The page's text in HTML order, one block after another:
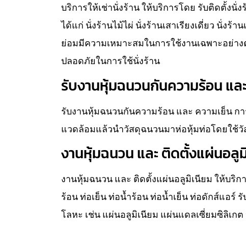
บริการให้เช่านั่งร้าน ให้บริการโดย รับติดตั้งนั่
ได้แก่ นั่งร้านไม้ไผ่ นั่งร้านเสาเรียงเดี่ยว นั่งร้
ย่อมมีความเหมาะสมในการใช้งานเฉพาะอย่า
ปลอดภัยในการใช้นั่งร้าน
รับงานหุ้มฉนวนกันความร้อน แ
รับงานหุ้มฉนวนกันความร้อน และ ความเย็น
แวดล้อมแล้วนำวัสดุฉนวนมาห่อหุ้มท่อโดยใช้วั
งานหุ้มฉนวน และ ติดตั้งแผ่นอลู
งานหุ้มฉนวน และ ติดตั้งแผ่นอลูมิเนียม ให้บริ
ร้อน ท่อเย็น ท่อน้ำร้อน ท่อน้ำเย็น ท่อดักส์แอร์
โลหะ เช่น แผ่นอลูมิเนียม แผ่นแดลเซี่ยมซิลิเก